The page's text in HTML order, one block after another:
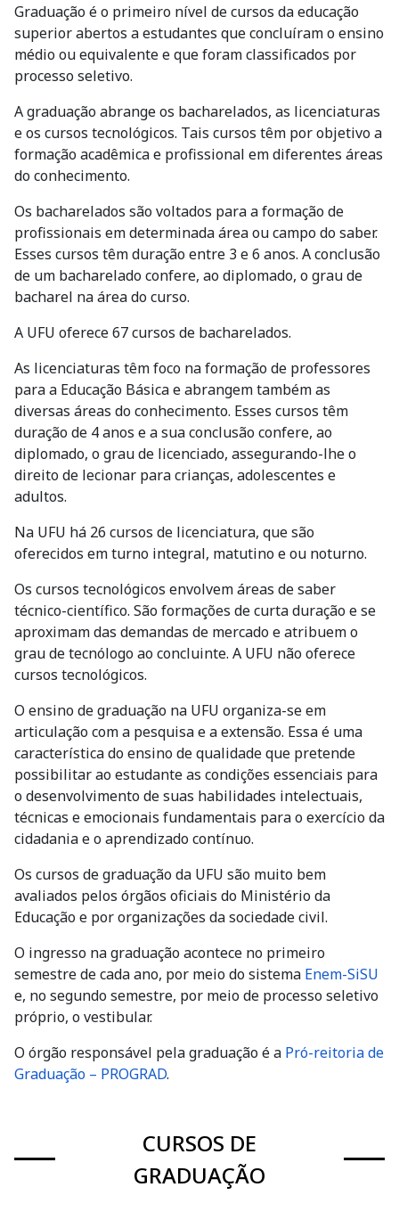
Graduação é o primeiro nível de cursos da educação
superior abertos a estudantes que concluíram o ensino
médio ou equivalente e que foram classificados por
processo seletivo.
A graduação abrange os bacharelados, as licenciaturas
e os cursos tecnológicos. Tais cursos têm por objetivo a
formação acadêmica e profissional em diferentes áreas
do conhecimento.
Os bacharelados são voltados para a formação de
profissionais em determinada área ou campo do saber.
Esses cursos têm duração entre 3 e 6 anos. A conclusão
de um bacharelado confere, ao diplomado, o grau de
bacharel na área do curso.
A UFU oferece 67 cursos de bacharelados.
As licenciaturas têm foco na formação de professores
para a Educação Básica e abrangem também as
diversas áreas do conhecimento. Esses cursos têm
duração de 4 anos e a sua conclusão confere, ao
diplomado, o grau de licenciado, assegurando-lhe o
direito de lecionar para crianças, adolescentes e
adultos.
Na UFU há 26 cursos de licenciatura, que são
oferecidos em turno integral, matutino e ou noturno.
Os cursos tecnológicos envolvem áreas de saber
técnico-científico. São formações de curta duração e se
aproximam das demandas de mercado e atribuem o
grau de tecnólogo ao concluinte. A UFU não oferece
cursos tecnológicos.
O ensino de graduação na UFU organiza-se em
articulação com a pesquisa e a extensão. Essa é uma
característica do ensino de qualidade que pretende
possibilitar ao estudante as condições essenciais para
o desenvolvimento de suas habilidades intelectuais,
técnicas e emocionais fundamentais para o exercício da
cidadania e o aprendizado contínuo.
Os cursos de graduação da UFU são muito bem
avaliados pelos órgãos oficiais do Ministério da
Educação e por organizações da sociedade civil.
O ingresso na graduação acontece no primeiro
semestre de cada ano, por meio do sistema Enem-SiSU
e, no segundo semestre, por meio de processo seletivo
próprio, o vestibular.
O órgão responsável pela graduação é a Pró-reitoria de
Graduação – PROGRAD.
CURSOS DE
GRADUAÇÃO